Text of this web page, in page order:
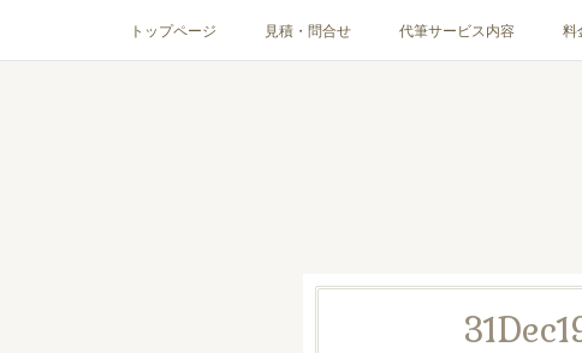
トップページ 見積・問合せ 代筆サービス内容 料
31Dec